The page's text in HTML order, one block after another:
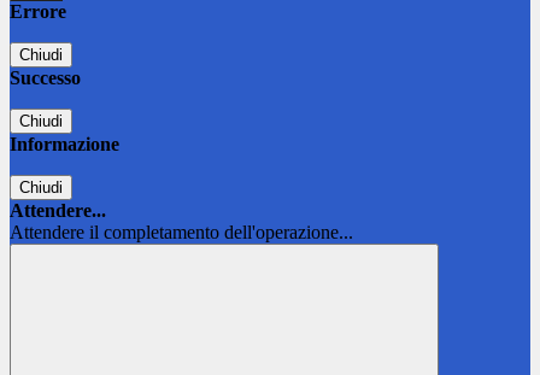
Errore
Chiudi
Successo
Chiudi
Informazione
Chiudi
Attendere...
Attendere il completamento dell'operazione...